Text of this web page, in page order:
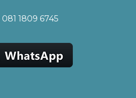
081 1809 6745